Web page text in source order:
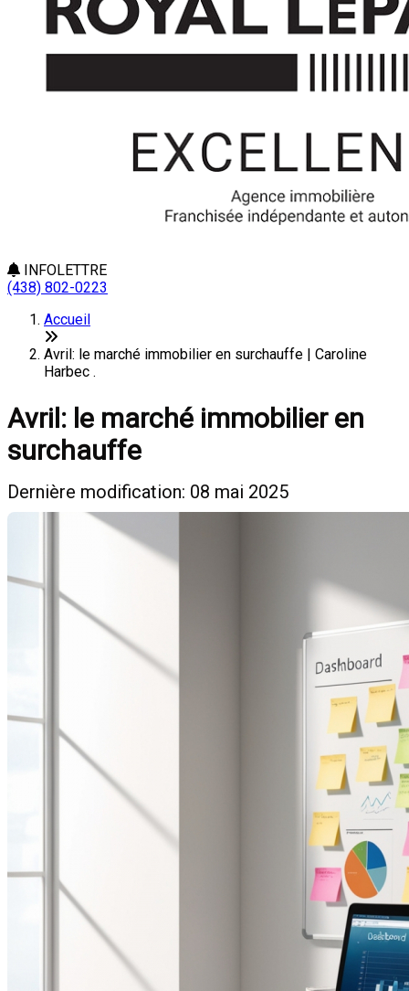
INFOLETTRE
(438) 802-0223
Accueil
Avril: le marché immobilier en surchauffe | Caroline
Harbec .
Avril: le marché immobilier en
surchauffe
Dernière modification: 08 mai 2025